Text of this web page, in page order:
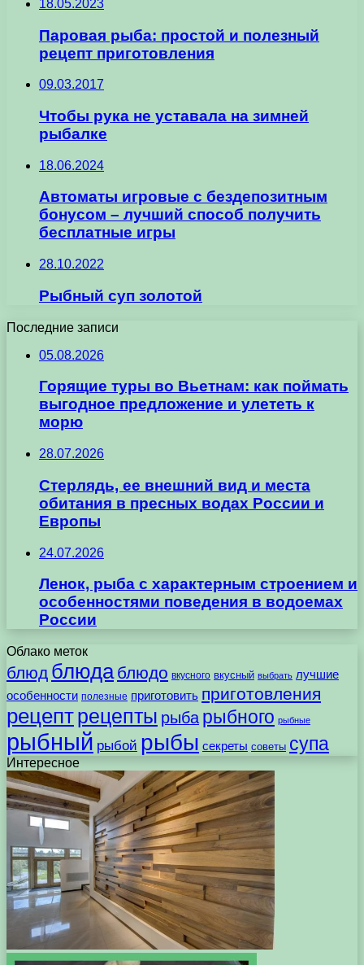
18.05.2023
Паровая рыба: простой и полезный
рецепт приготовления
09.03.2017
Чтобы рука не уставала на зимней
рыбалке
18.06.2024
Автоматы игровые с бездепозитным
бонусом – лучший способ получить
бесплатные игры
28.10.2022
Рыбный суп золотой
Последние записи
05.08.2026
Горящие туры во Вьетнам: как поймать
выгодное предложение и улететь к
морю
28.07.2026
Стерлядь, ее внешний вид и места
обитания в пресных водах России и
Европы
24.07.2026
Ленок, рыба с характерным строением и
особенностями поведения в водоемах
России
Облако меток
блюд блюда блюдо вкусного вкусный выбрать лучшие
особенности полезные приготовить приготовления
рецептрецепты рыба рыбного рыбные
рыбный рыбой рыбы секреты советы супа
Интересное